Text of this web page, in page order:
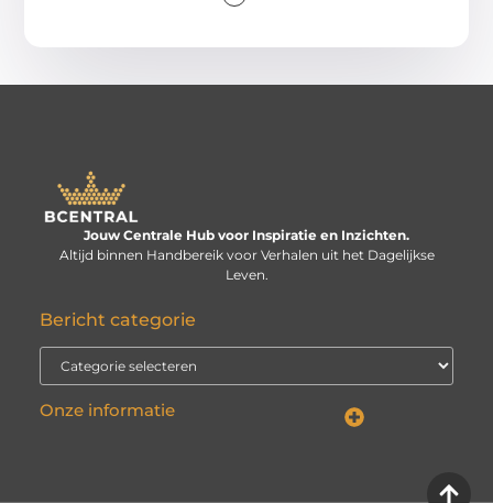
Jouw Centrale Hub voor Inspiratie en Inzichten.
Altijd binnen Handbereik voor Verhalen uit het Dagelijkse
Leven.
Bericht categorie
Onze informatie